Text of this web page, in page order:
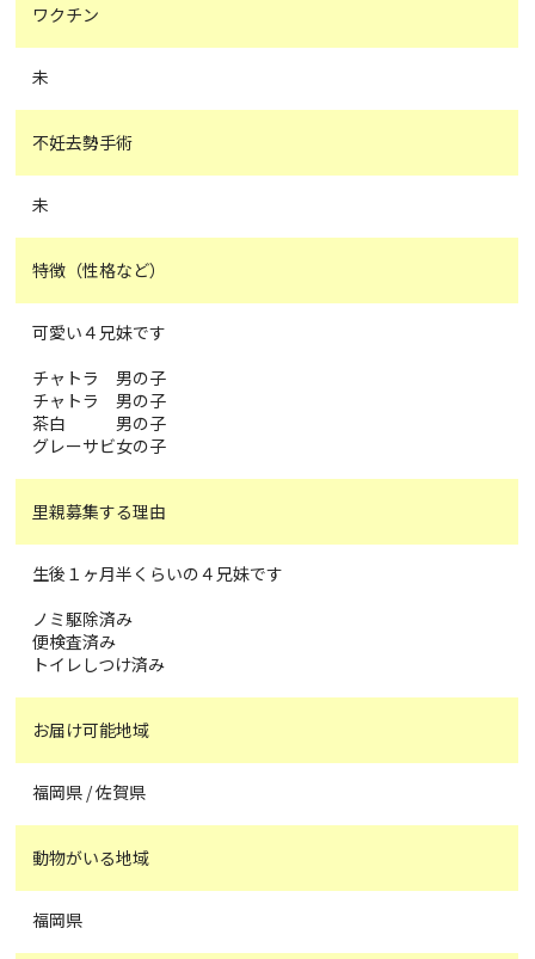
ワクチン
未
不妊去勢手術
未
特徴（性格など）
可愛い４兄妹です
チャトラ 男の子
チャトラ 男の子
茶白 男の子
グレーサビ女の子
里親募集する理由
生後１ヶ月半くらいの４兄妹です
ノミ駆除済み
便検査済み
トイレしつけ済み
お届け可能地域
福岡県 / 佐賀県
動物がいる地域
福岡県